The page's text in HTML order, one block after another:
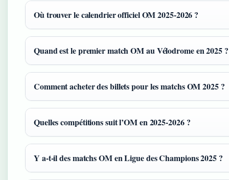
Où trouver le calendrier officiel OM 2025-2026 ?
Quand est le premier match OM au Vélodrome en 2025 ?
Comment acheter des billets pour les matchs OM 2025 ?
Quelles compétitions suit l’OM en 2025-2026 ?
Y a-t-il des matchs OM en Ligue des Champions 2025 ?